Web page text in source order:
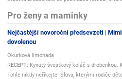
Pro ženy a maminky
Nejčastější novoroční předsevzetí
dovolenou
Okurková limonáda
RECEPT: Kynutý švestkový koláč s
Tohle nikdy neříkejte! Slova, kterými rodiče